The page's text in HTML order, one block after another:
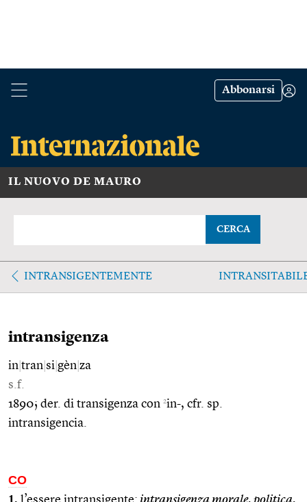
Abbonarsi
IL NUOVO DE MAURO
CERCA
INTRANSIGENTEMENTE
intransigenza
in tran si gèn za
s.f.
1890; der. di transigenza con 2in-, cfr. sp.
intransigencia.
CO
1.